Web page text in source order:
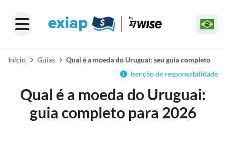
Início Guias
Qual é a moeda do Uruguai: seu guia completo
Isenção de responsabilidade
Qual é a moeda do Uruguai:
guia completo para 2026